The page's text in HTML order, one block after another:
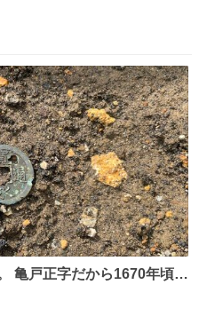
まくってるの好き。笑
亀戸正字だから1670年頃に